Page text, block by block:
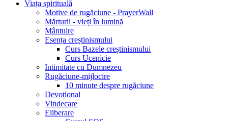
Viața spirituală
Motive de rugăciune - PrayerWall
Mărturii - vieți în lumină
Mântuire
Esența creștinismului
Curs Bazele creștinismului
Curs Ucenicie
Intimitate cu Dumnezeu
Rugăciune-mijlocire
10 minute despre rugăciune
Devoțional
Vindecare
Eliberare